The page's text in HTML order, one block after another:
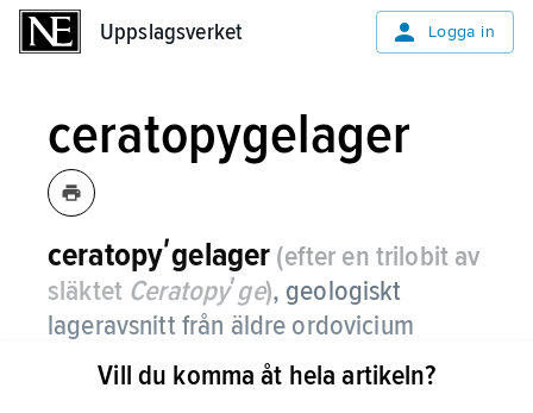
Uppslagsverket Logga in
ceratopygelager
ceratopyʹgelager (efter en trilobit av
släktet Ceratopyʹge), geologiskt
lageravsnitt från äldre ordovicium
bestående av sandig glaukonitisk skiffer
och blå- eller grönfärgad kalksten.
Vill du komma åt hela artikeln?